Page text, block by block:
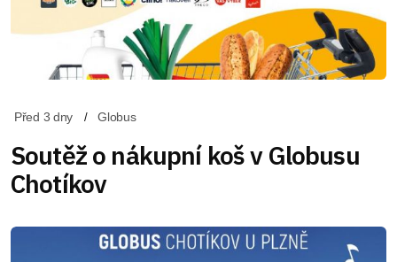
Před 3 dny Globus
Soutěž o nákupní koš v Globusu
Chotíkov